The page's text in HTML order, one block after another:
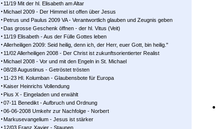
11/19 Mit der hl. Elisabeth am Altar
Michael 2009 - Der Himmel ist offen über Jesus
Petrus und Paulus 2009 VA - Verantwortlich glauben und Zeugnis geben
Das grosse Geschenk öffnen - der hl. Vitus (Veit)
11/19 Elisabeth - Aus der Fülle Gottes leben
Allerheiligen 2009: Seid heilig, denn ich, der Herr, euer Gott, bin heilig."
11/02 Allerheiligen 2008 - Der Christ ist zukunftsorientierter Realist
Michael 2008 - Vor und mit den Engeln in St. Michael
08/28 Augustinus - Getröstet trösten
11-23 Hl. Kolumban - Glaubensbote für Europa
Kaiser Heinrichs Vollendung
Pius X - Eingeladen und erwählt
07-11 Benedikt - Aufbruch und Ordnung
06-06-2008 Umkehr zur Nachfolge - Norbert
Markusevangelium - Jesus ist stärker
12/03 Franz Xavier - Staunen